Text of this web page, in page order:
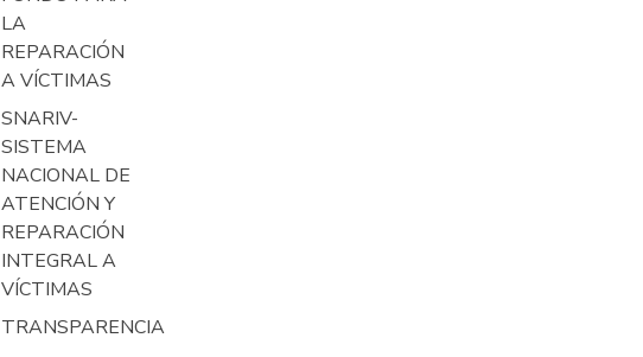
LA
REPARACIÓN
A VÍCTIMAS
SNARIV-
SISTEMA
NACIONAL DE
ATENCIÓN Y
REPARACIÓN
INTEGRAL A
VÍCTIMAS
TRANSPARENCIA